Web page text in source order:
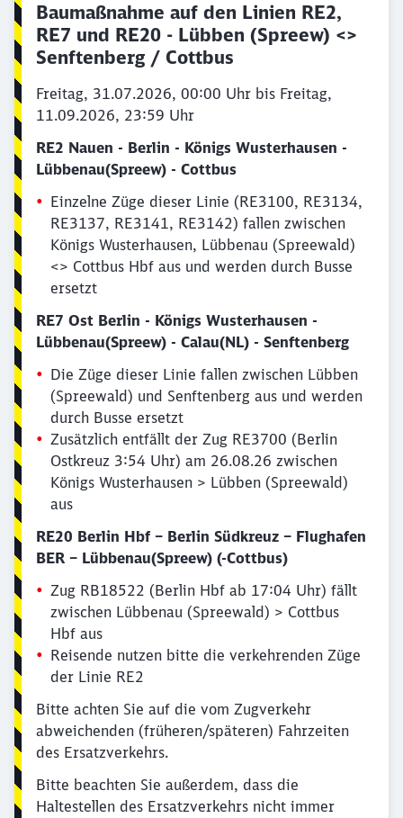
Baumaßnahme auf den Linien RE2,
RE7 und RE20 - Lübben (Spreew) <>
Senftenberg / Cottbus
Freitag, 31.07.2026, 00:00 Uhr bis Freitag,
11.09.2026, 23:59 Uhr
RE2 Nauen - Berlin - Königs Wusterhausen -
Lübbenau(Spreew) - Cottbus
Einzelne Züge dieser Linie (RE3100, RE3134,
RE3137, RE3141, RE3142) fallen zwischen
Königs Wusterhausen, Lübbenau (Spreewald)
<> Cottbus Hbf aus und werden durch Busse
ersetzt
RE7 Ost Berlin - Königs Wusterhausen -
Lübbenau(Spreew) - Calau(NL) - Senftenberg
Die Züge dieser Linie fallen zwischen Lübben
(Spreewald) und Senftenberg aus und werden
durch Busse ersetzt
Zusätzlich entfällt der Zug RE3700 (Berlin
Ostkreuz 3:54 Uhr) am 26.08.26 zwischen
Königs Wusterhausen > Lübben (Spreewald)
aus
RE20 Berlin Hbf – Berlin Südkreuz – Flughafen
BER – Lübbenau(Spreew) (-Cottbus)
Zug RB18522 (Berlin Hbf ab 17:04 Uhr) fällt
zwischen Lübbenau (Spreewald) > Cottbus
Hbf aus
Reisende nutzen bitte die verkehrenden Züge
der Linie RE2
Bitte achten Sie auf die vom Zugverkehr
abweichenden (früheren/späteren) Fahrzeiten
des Ersatzverkehrs.
Bitte beachten Sie außerdem, dass die
Haltestellen des Ersatzverkehrs nicht immer